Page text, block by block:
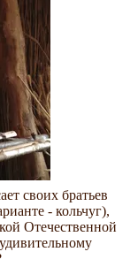
своих братьев
- кольчуг),
Отечественной